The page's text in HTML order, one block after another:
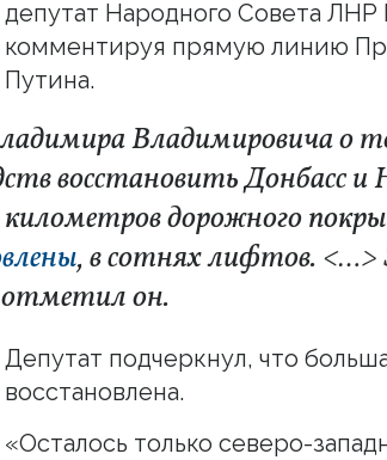
депутат Народного Совета ЛНР
комментируя прямую линию
Путина.
Владимировича о
восстановить Донбасс и
дорожного
, в сотнях лифтов.<…>
он.
Депутат подчеркнул, что
восстановлена.
«Осталось только северо-